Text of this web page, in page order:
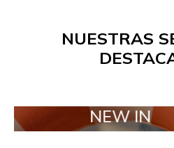
NUESTRAS
NEW IN